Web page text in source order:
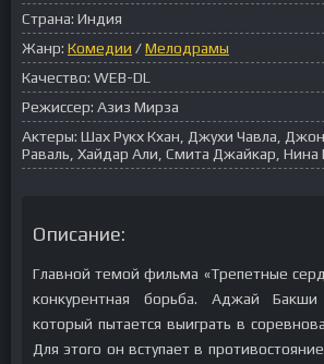
Страна: Индия
Жанр: Комедии /Мелодрамы
Качество: WEB-DL
Режиссер: Азиз Мирза
Актеры: Шах Рукх Кхан, Джухи Чавла,
Раваль, Хайдар Али, Смита Джайкар, Нина
Описание:
Главной темой фильма «Трепетные
конкурентная борьба. Аджай
который пытается выиграть в
Для этого он вступает в